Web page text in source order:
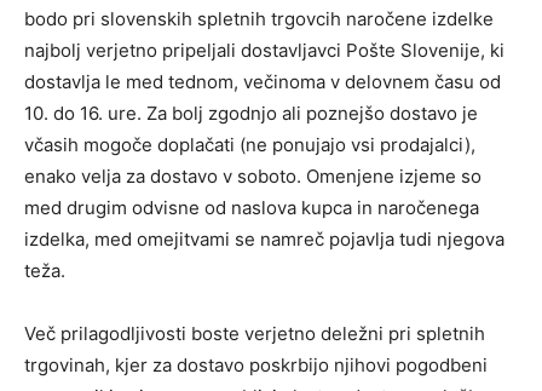
bodo pri slovenskih spletnih trgovcih naročene izdelke
najbolj verjetno pripeljali dostavljavci Pošte Slovenije, ki
dostavlja le med tednom, večinoma v delovnem času od
10. do 16. ure. Za bolj zgodnjo ali poznejšo dostavo je
včasih mogoče doplačati (ne ponujajo vsi prodajalci),
enako velja za dostavo v soboto. Omenjene izjeme so
med drugim odvisne od naslova kupca in naročenega
izdelka, med omejitvami se namreč pojavlja tudi njegova
teža.
Več prilagodljivosti boste verjetno deležni pri spletnih
trgovinah, kjer za dostavo poskrbijo njihovi pogodbeni